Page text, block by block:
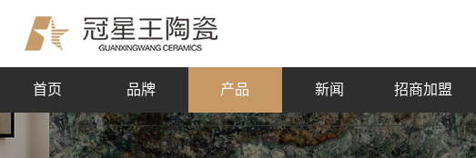
首页 品牌 产品 新闻 招商加盟